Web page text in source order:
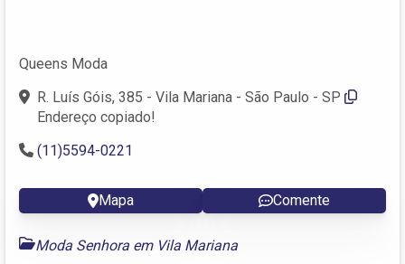
Queens Moda
R. Luís Góis, 385 - Vila Mariana - São Paulo - SP
Endereço copiado!
(11)5594-0221
Mapa Comente
Moda Senhora em Vila Mariana